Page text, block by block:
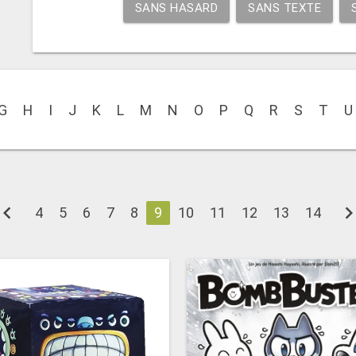
SANS HASARD SANS TEXTE
H I J K L M N O P Q R S T U
chevron_left 4 5 6 7 8 9 10 11 12 13 14 chevron_right